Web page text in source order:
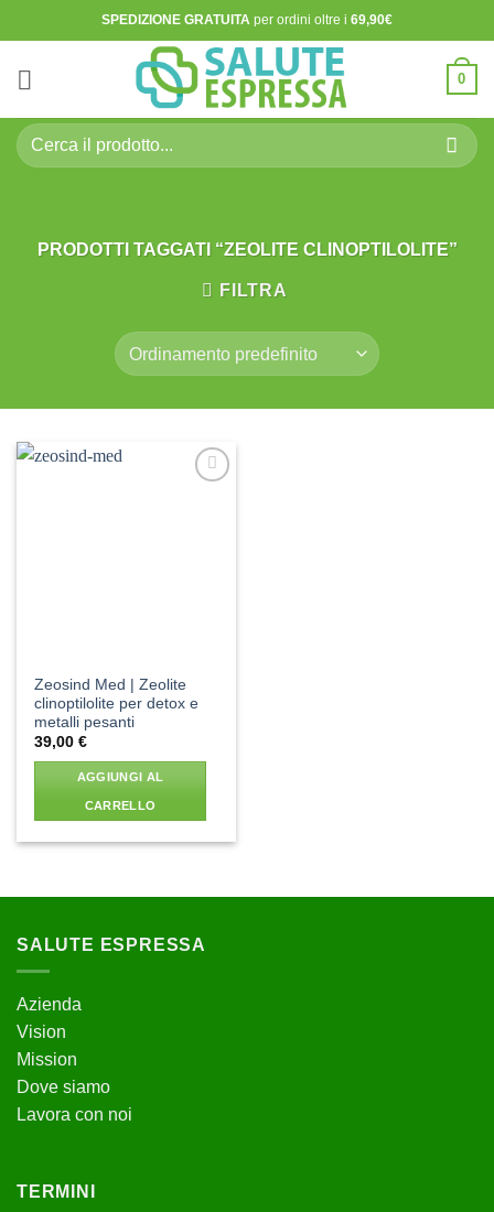
ai
contenuti
SPEDIZIONE GRATUITA per ordini oltre i 69,90€
0
Cerca:
PRODOTTI TAGGATI “ZEOLITE CLINOPTILOLITE”
FILTRA
Zeosind Med | Zeolite
clinoptilolite per detox e
metalli pesanti
39,00€
AGGIUNGI AL
CARRELLO
SALUTE ESPRESSA
Azienda
Vision
Mission
Dove siamo
Lavora con noi
TERMINI